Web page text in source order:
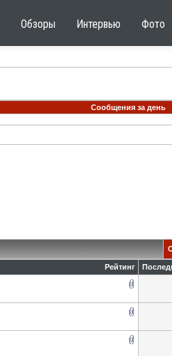
Обзоры Интервью Фото
Сообщения за день
Рейтинг